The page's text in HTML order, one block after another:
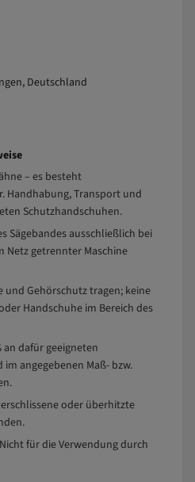
Deutschland
– es besteht
Handhabung, Transport und
Schutzhandschuhen.
Sägebandes ausschließlich bei
Netz getrennter Maschine
und Gehörschutz tragen; keine
Handschuhe im Bereich des
dafür geeigneten
angegebenen Maß- bzw.
oder überhitzte
für die Verwendung durch